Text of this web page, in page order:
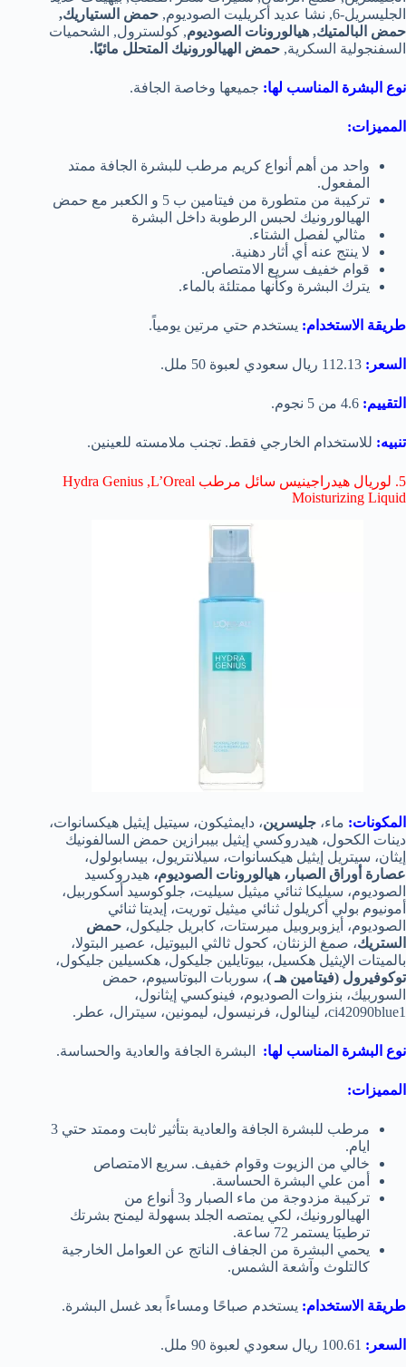
الجليسريل-6, نشا عديد أكريليت الصوديوم,
حمض الستياريك,
حمض البالمتيك, هيالورونات الصوديوم, كولسترول, الشحميات
السفنجولية السكرية, حمض الهيالورونيك المتحلل مائيًا.
نوع البشرة المناسب لها: جميعها وخاصة الجافة.
المميزات:
واحد من أهم أنواع كريم مرطب للبشرة الجافة ممتد
المفعول.
تركيبة من متطورة من فيتامين ب 5 و الكعبر مع حمض
الهيالورونيك لحبس الرطوبة داخل البشرة
مثالي لفصل الشتاء.
لا ينتج عنه أي أثار دهنية.
قوام خفيف سريع الامتصاص.
يترك البشرة وكأنها ممتلئة بالماء.
طريقة الاستخدام: يستخدم حتي مرتين يومياً.
السعر:
التقييم:
تنبيه: للاستخدام الخارجي فقط. تجنب ملامسته للعينين.
5. لوريال هيدراجينيس سائل مرطب L’Oreal‏, Hydra Genius
Moisturizing Liquid
المكونات: ماء، جليسرين، دايمثيكون، سيتيل إيثيل هيكسانوات،
دينات الكحول، هيدروكسي إيثيل بيبرازين حمض السالفونيك
إيثان، سيتريل إيثيل هيكسانوات، سيلانتريول، بيسابولول،
عصارة أوراق الصبار، هيالورونات الصوديوم، هيدروكسيد
الصوديوم، سيليكا ثنائي ميثيل سيليت، جلوكوسيد أسكوربيل،
أمونيوم بولي أكريلول ثنائي ميثيل توريت، إيديتا ثنائي
الصوديوم، أيزوبروبيل ميرستات، كابريل جليكول، حمض
الستريك، صمغ الزنثان، كحول ثالثي البيوتيل، عصير البتولا،
بالميتات الإيثيل هكسيل، بيوتايلين جليكول، هكسيلين جليكول،
توكوفيرول (فيتامين هـ )، سوربات البوتاسيوم، حمض
السوربيك، بنزوات الصوديوم، فينوكسي إيثانول،
ci42090blue1، لينالول، فرنيسول، ليمونين، سيترال، عطر.
نوع البشرة المناسب لها: البشرة الجافة والعادية والحساسة.
المميزات:
مرطب للبشرة الجافة والعادية بتأثير ثابت وممتد حتي 3
ايام.
خالي من الزيوت وقوام خفيف. سريع الامتصاص
أمن علي البشرة الحساسة.
تركيبة مزدوجة من ماء الصبار و3 أنواع من
الهيالورونيك، لكي يمتصه الجلد بسهولة ليمنح بشرتك
ترطيبَا يستمر 72 ساعة.
يحمي البشرة من الجفاف الناتج عن العوامل الخارجية
كالتلوث وآشعة الشمس.
طريقة الاستخدام: يستخدم صباحًا ومساءاً بعد غسل البشرة.
السعر: 100.61 ريال سعودي لعبوة 90 ملل.